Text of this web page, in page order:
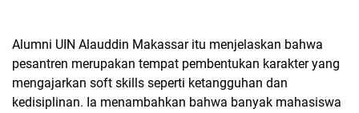
Alumni UIN Alauddin Makassar itu menjelaskan bahwa
pesantren merupakan tempat pembentukan karakter yang
mengajarkan soft skills seperti ketangguhan dan
kedisiplinan. Ia menambahkan bahwa banyak mahasiswa